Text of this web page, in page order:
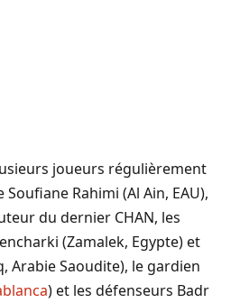
joueurs régulièrement
Rahimi (Al Ain, EAU),
du dernier CHAN, les
(Zamalek, Egypte) et
Arabie Saoudite), le gardien
) et les défenseurs Badr